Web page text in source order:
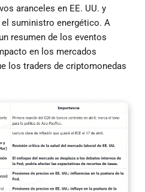
aranceles en EE. UU. y
suministro energético. A
resumen de los eventos
en los mercados
los traders de criptomonedas